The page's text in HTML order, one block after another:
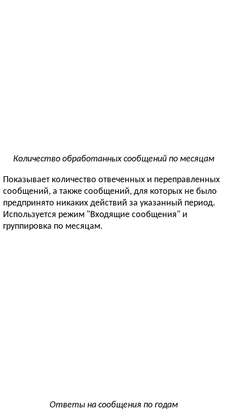
Количество обработанных сообщений по месяцам
Показывает количество отвеченных и переправленных
сообщений, а также сообщений, для которых не было
предпринято никаких действий за указанный период.
Используется режим "Входящие сообщения" и
группировка по месяцам.
Ответы на сообщения по годам